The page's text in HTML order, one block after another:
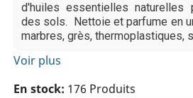
d'huiles essentielles naturelles
des sols. Nettoie et parfume en
marbres, grès, thermoplastiques,
Voir plus
En stock 176 Produits